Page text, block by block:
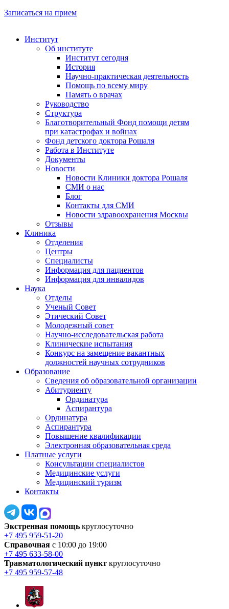
Записаться на прием
Институт
Об институте
Институт сегодня
История
Научно-практическая деятельность
Помощь по всему миру
Память о врачах
Руководство
Структура
Благотворительный Фонд помощи детям
при катастрофах и войнах
Фонд детского доктора Рошаля
Работа в Институте
Документы
Новости
Новости Клиники доктора Рошаля
СМИ о нас
Блог
Контакты для СМИ
Новости здравоохранения Москвы
Отзывы
Клиника
Отделения
Центры
Специалисты
Информация для пациентов
Информация для инвалидов
Наука
Отделы
Ученый Совет
Этический Совет
Молодежный совет
Научно-исследовательская работа
Клинические испытания
Конкурс на замещение вакантных
должностей научных сотрудников
Образование
Сведения об образовательной организации
Абитуриенту
Ординатура
Аспирантура
Ординатура
Аспирантура
Повышение квалификации
Электронная образовательная среда
Платные услуги
Консультации специалистов
Медицинские услуги
Медицинский туризм
Контакты
Экстренная помощь круглосуточно
+7 495 959-51-20
Справочная с 10:00 до 19:00
+7 495 633-58-00
Травматологический пункт круглосуточно
+7 495 959-57-48